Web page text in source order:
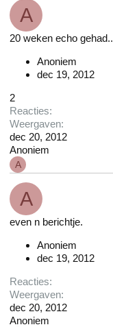
A
20 weken echo gehad..
Anoniem
dec 19, 2012
2
Reacties
Weergaven
dec 20, 2012
Anoniem
A
A
even n berichtje.
Anoniem
dec 19, 2012
Reacties
Weergaven
dec 20, 2012
Anoniem